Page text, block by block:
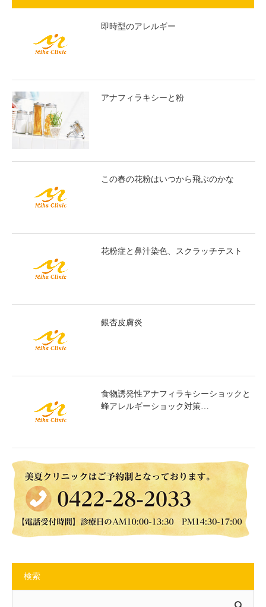
即時型のアレルギー
アナフィラキシーと粉
この春の花粉はいつから飛ぶのかな
花粉症と鼻汁染色、スクラッチテスト
銀杏皮膚炎
食物誘発性アナフィラキシーショックと
蜂アレルギーショック対策…
検索